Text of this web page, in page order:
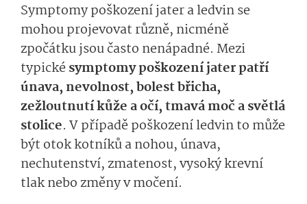
Symptomy poškození jater a ledvin se
mohou projevovat různě, nicméně
zpočátku jsou často nenápadné. Mezi
typickésymptomy poškození jater patří
únava, nevolnost, bolest břicha,
zežloutnutí kůže a očí, tmavá moč a světlá
stolice. V případě poškození ledvin to může
být otok kotníků a nohou, únava,
nechutenství, zmatenost, vysoký krevní
tlak nebo změny v močení.